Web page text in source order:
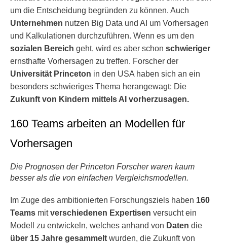
um die Entscheidung begründen zu können. Auch
Unternehmen nutzen Big Data und AI um Vorhersagen
und Kalkulationen durchzuführen. Wenn es um den
sozialen Bereich geht, wird es aber schon schwieriger
ernsthafte Vorhersagen zu treffen. Forscher der
Universität Princeton in den USA haben sich an ein
besonders schwieriges Thema herangewagt: Die
Zukunft von Kindern mittels AI vorherzusagen.
160 Teams arbeiten an Modellen für
Vorhersagen
Die Prognosen der Princeton Forscher waren kaum
besser als die von einfachen Vergleichsmodellen.
Im Zuge des ambitionierten Forschungsziels haben 160
Teams mitverschiedenen Expertisen versucht ein
Modell zu entwickeln, welches anhand von Daten die
über 15 Jahre gesammelt wurden, die Zukunft von